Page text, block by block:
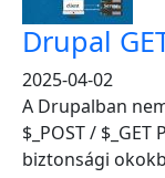
Drupal
2025-04-02
A Drupalban
$_POST /
biztonsági